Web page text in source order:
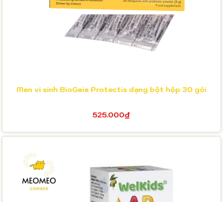
Men vi sinh BioGaia Protectis dạng bột hộp 30 gói
525.000₫